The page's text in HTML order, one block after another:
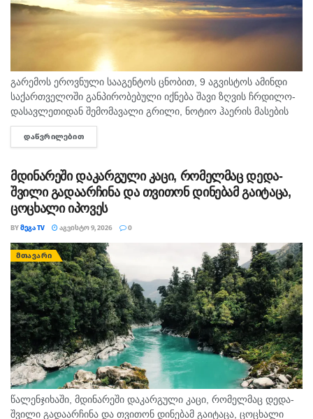
გარემოს ეროვნული სააგენტოს ცნობით, 9 აგვისტოს ამინდი
საქართველოში განპირობებული იქნება შავი ზღვის ჩრდილო-
დასავლეთიდან შემომავალი გრილი, ნოტიო ჰაერის მასების
და სამხრეთიდან გავრცელებული ცხელი ჰაერის მასების
ურთიერთქმედებით. საქართველოში მოსალოდნელია:
ᲓᲐᲬᲕᲠᲘᲚᲔᲑᲘᲗ
მდინარეში დაკარგული კაცი, რომელმაც დედა-
შვილი გადაარჩინა და თვითონ დინებამ გაიტაცა,
ცოცხალი იპოვეს
BYᲛᲔᲒᲐ TV ᲐᲒᲕᲘᲡᲢᲝ 9, 2026 0
ᲛᲗᲐᲕᲐᲠᲘ
წალენჯიხაში, მდინარეში დაკარგული კაცი, რომელმაც დედა-
შვილი გადაარჩინა და თვითონ დინებამ გაიტაცა, ცოცხალი